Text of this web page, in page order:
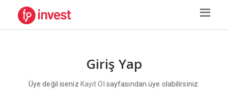
Giriş Yap
Üye değil iseniz Kayıt Ol sayfasından üye olabilirsiniz.